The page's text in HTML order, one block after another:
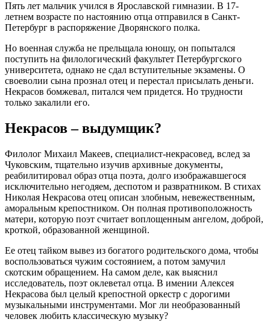
Пять лет мальчик учился в Ярославской гимназии. В 17-
летнем возрасте по настоянию отца отправился в Санкт-
Петербург в распоряжение Дворянского полка.
Но военная служба не прельщала юношу, он попытался
поступить на филологический факультет Петербургского
университета, однако не сдал вступительные экзамены. О
своеволии сына прознал отец и перестал присылать деньги.
Некрасов бомжевал, питался чем придется. Но трудности
только закалили его.
Некрасов – выдумщик?
Филолог Михаил Макеев, специалист-некрасовед, вслед за
Чуковским, тщательно изучив архивные документы,
реабилитировал образ отца поэта, долго изображавшегося
исключительно негодяем, деспотом и развратником. В стихах
Николая Некрасова отец описан злобным, невежественным,
аморальным крепостником. Он полная противоположность
матери, которую поэт считает воплощенным ангелом, доброй,
кроткой, образованной женщиной.
Ее отец тайком вывез из богатого родительского дома, чтобы
воспользоваться чужим состоянием, а потом замучил
скотским обращением. На самом деле, как выяснил
исследователь, поэт оклеветал отца. В имении Алексея
Некрасова был целый крепостной оркестр с дорогими
музыкальными инструментами. Мог ли необразованный
человек любить классическую музыку?